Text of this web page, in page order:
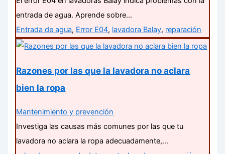
entrada de agua. Aprende sobre…
Entrada de agua, Error E04, lavadora Balay, reparación
Razones por las que la lavadora no aclara
bien la ropa
Mantenimiento y prevención
Investiga las causas más comunes por las que tu
lavadora no aclara la ropa adecuadamente,…